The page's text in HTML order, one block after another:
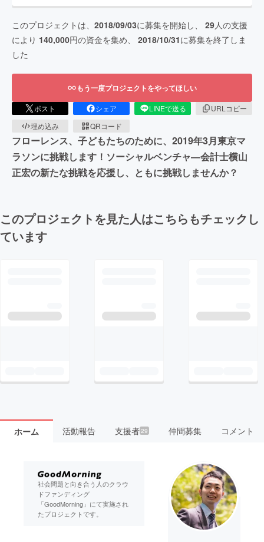
このプロジェクトは、 2018/09/03に募集を開始し、 29人の支援
により 140,000円の資金を集め、 2018/10/31に募集を終了しま
した
もう一度プロジェクトをやってほしい
ポスト シェア LINEで送る
URLコピー
埋め込み
QRコード
フローレンス、子どもたちのために、2019年3月東京マ
ラソンに挑戦します！ソーシャルベンチャ―会計士横山
正宏の新たな挑戦を応援し、ともに挑戦しませんか？
このプロジェクトを見た人はこちらもチェックし
ています
ホーム 活動報告 支援者29 仲間募集 コメント
社会問題と向き合う人のクラウ
ドファンディング
「GoodMorning」にて実施され
たプロジェクトです。